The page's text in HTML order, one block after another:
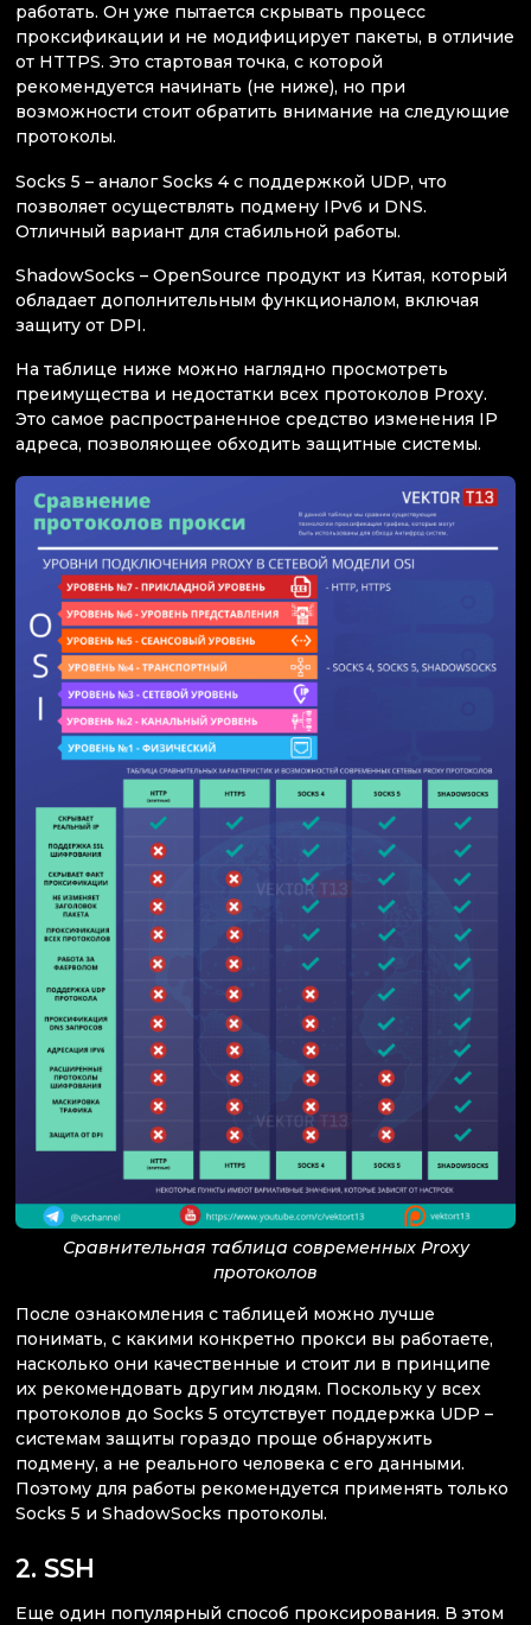
работать. Он уже пытается скрывать процесс
проксификации и не модифицирует пакеты, в отличие
от HTTPS. Это стартовая точка, с которой
рекомендуется начинать (не ниже), но при
возможности стоит обратить внимание на следующие
протоколы.
Socks 5 – аналог Socks 4 с поддержкой UDP, что
позволяет осуществлять подмену IPv6 и DNS.
Отличный вариант для стабильной работы.
ShadowSocks – OpenSource продукт из Китая, который
обладает дополнительным функционалом, включая
защиту от DPI.
На таблице ниже можно наглядно просмотреть
преимущества и недостатки всех протоколов Proxy.
Это самое распространенное средство изменения IP
адреса, позволяющее обходить защитные системы.
Сравнительная таблица современных Proxy
протоколов
После ознакомления с таблицей можно лучше
понимать, с какими конкретно прокси вы работаете,
насколько они качественные и стоит ли в принципе
их рекомендовать другим людям. Поскольку у всех
протоколов до Socks 5 отсутствует поддержка UDP –
системам защиты гораздо проще обнаружить
подмену, а не реального человека с его данными.
Поэтому для работы рекомендуется применять только
Socks 5 и ShadowSocks протоколы.
2. SSH
Еще один популярный способ проксирования. В этом